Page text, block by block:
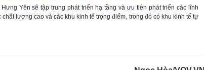
Yên sẽ tập trung phát triển hạ tầng và ưu tiên phát triển các lĩnh
lượng cao và các khu kinh tế trọng điểm, trong đó có khu kinh tế tự